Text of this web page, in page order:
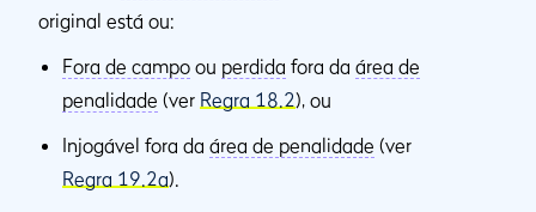
original está ou:
Fora de campo ou perdida fora da área de
penalidade (ver Regra 18.2), ou
Injogável fora da área de penalidade (ver
Regra 19.2a).